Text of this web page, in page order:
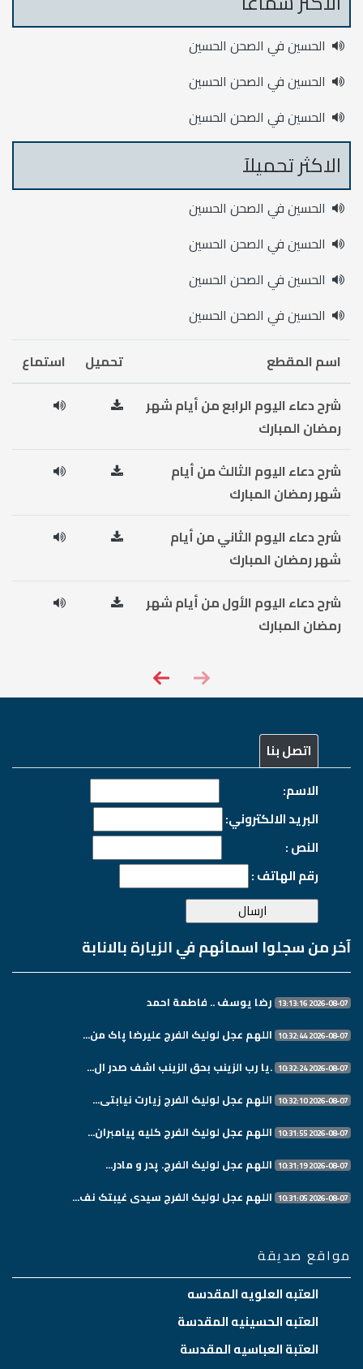
الحسين في الصحن الحسين
الحسين في الصحن الحسين
الحسين في الصحن الحسين
الاكثر تحميلآ
الحسين في الصحن الحسين
الحسين في الصحن الحسين
الحسين في الصحن الحسين
الحسين في الصحن الحسين
اسم المقطع
تحميل
استماع
شرح دعاء اليوم الرابع من أيام شهر
رمضان المبارك
شرح دعاء اليوم الثالث من أيام
شهر رمضان المبارك
شرح دعاء اليوم الثاني من أيام
شهر رمضان المبارك
شرح دعاء اليوم الأول من أيام شهر
رمضان المبارك
اتصل بنا
الاسم:
البريد الالكتروني:
النص :
رقم الهاتف :
آخر من سجلوا اسمائهم في الزيارة بالانابة
2026-08-07 13:13:16 رضا يوسف .. فاطمة احمد
2026-08-07 10:32:44 اللهم عجل لولیک الفرج علیرضا پاک من...
2026-08-07 10:32:24 .یا رب الزینب بحق الزینب اشف صدر ال...
2026-08-07 10:32:10 اللهم عجل لولیک الفرج زیارت نیابتی...
2026-08-07 10:31:55 اللهم عجل لولیک الفرج کلیه پیامبران...
2026-08-07 10:31:19 اللهم عجل لولیک الفرج. پدر و مادر...
2026-08-07 10:31:05 اللهم عجل لولیک الفرج سیدی غیبتک نف...
مواقع صديقة
العتبه العلويه المقدسه
العتبه الحسينيه المقدسة
العتبة العباسيه المقدسة